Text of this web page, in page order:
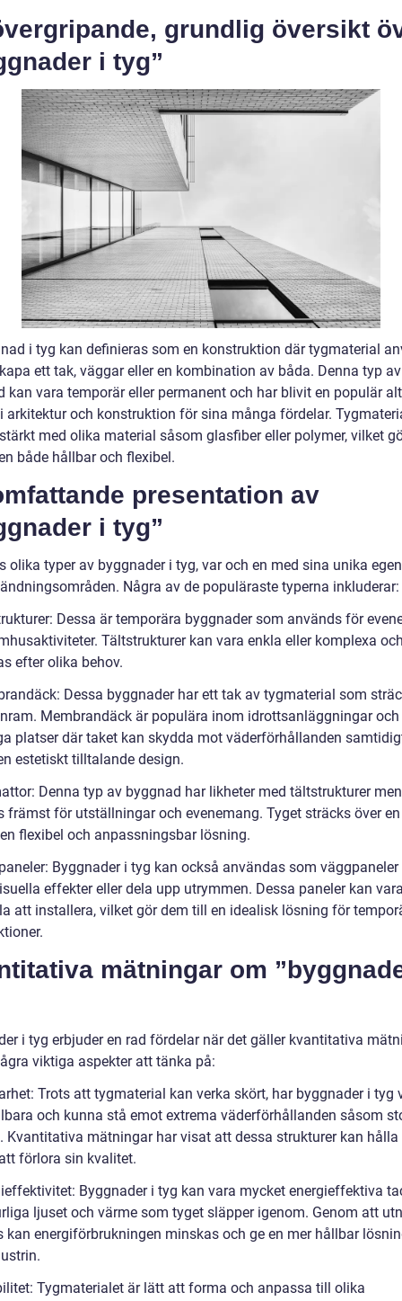
grundlig översikt
i tyg”
i tyg kan definieras som en konstruktion där tygmaterial
ett tak, väggar eller en kombination av båda. Denna typ av
kan vara temporär eller permanent och har blivit en populär
arkitektur och konstruktion för sina många fördelar.
med olika material såsom glasfiber eller polymer, vilket
både hållbar och flexibel.
presentation av
i tyg”
olika typer av byggnader i tyg, var och en med sina unika
Några av de populäraste typerna inkluderar:
Dessa är temporära byggnader som används för
Tältstrukturer kan vara enkla eller komplexa
efter olika behov.
Dessa byggnader har ett tak av tygmaterial som
Membrandäck är populära inom idrottsanläggningar och
platser där taket kan skydda mot väderförhållanden
estetiskt tilltalande design.
Denna typ av byggnad har likheter med tältstrukturer men
främst för utställningar och evenemang. Tyget sträcks över
flexibel och anpassningsbar lösning.
Byggnader i tyg kan också användas som
effekter eller dela upp utrymmen. Dessa paneler kan
att installera, vilket gör dem till en idealisk lösning för
mätningar om
i tyg erbjuder en rad fördelar när det gäller kvantitativa
viktiga aspekter att tänka på:
Trots att tygmaterial kan verka skört, har byggnader i tyg
och kunna stå emot extrema väderförhållanden såsom
Kvantitativa mätningar har visat att dessa strukturer kan hålla
förlora sin kvalitet.
Byggnader i tyg kan vara mycket energieffektiva
ljuset och värme som tyget släpper igenom. Genom att
kan energiförbrukningen minskas och ge en mer hållbar
Tygmaterialet är lätt att forma och anpassa till olika